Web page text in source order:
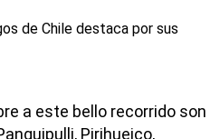
de Chile destaca por sus
a este bello recorrido son
Pirihueico,